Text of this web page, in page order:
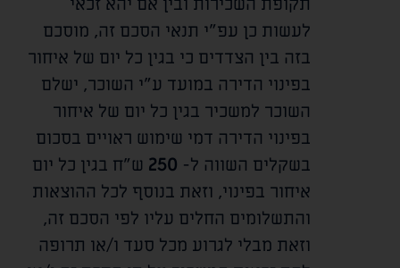
לעשות כן עפ"י תנאי הסכם זה, מוסכם
בזה בין הצדדים כי בגין כל יום של איחור
בפינוי הדירה במועד ע"י השוכר, ישלם
השוכר למשכיר בגין כל יום של איחור
בפינוי הדירה דמי שימוש ראויים בסכום
בשקלים השווה ל- 250 ש"ח בגין כל יום
איחור בפינוי, וזאת בנוסף לכל ההוצאות
והתשלומים החלים עליו לפי הסכם זה,
וזאת מבלי לגרוע מכל סעד ו/או תרופה